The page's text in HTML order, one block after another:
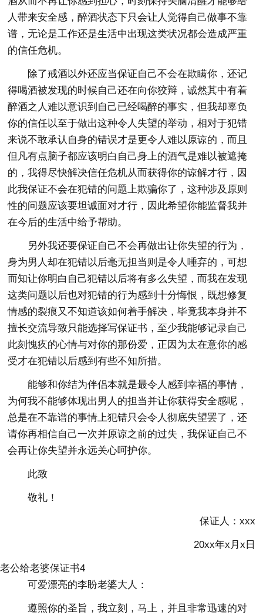
人带来安全感，醉酒状态下只会让人觉得自己做事不靠
谱，无论是工作还是生活中出现这类状况都会造成严重
的信任危机。
除了戒酒以外还应当保证自己不会在欺瞒你，还记
得喝酒被发现的时候自己还在向你狡辩，诚然其中有着
醉酒之人难以意识到自己已经喝醉的事实，但我却辜负
你的信任以至于做出这种令人失望的举动，相对于犯错
来说不敢承认自身的错误才是更令人难以原谅的，而且
但凡有点脑子都应该明白自己身上的酒气是难以被遮掩
的，我得尽快解决信任危机从而获得你的谅解才行，因
此我保证不会在犯错的问题上欺骗你了，这种涉及原则
性的问题应该要坦诚面对才行，因此希望你能监督我并
在今后的生活中给予帮助。
另外我还要保证自己不会再做出让你失望的行为，
身为男人却在犯错以后毫无担当则是令人唾弃的，可想
而知让你明白自己犯错以后将有多么失望，而我在发现
这类问题以后也对犯错的行为感到十分悔恨，既想修复
情感的裂痕又不知道该如何着手解决，毕竟我本身并不
擅长交流导致只能选择写保证书，至少我能够记录自己
此刻愧疚的心情与对你的那份爱，正因为太在意你的感
受才在犯错以后感到有些不知所措。
能够和你结为伴侣本就是最令人感到幸福的事情，
为何我不能够体现出男人的担当并让你获得安全感呢，
总是在不靠谱的事情上犯错只会令人彻底失望罢了，还
请你再相信自己一次并原谅之前的过失，我保证自己不
会再让你失望并永远关心呵护你。
此致
敬礼！
保证人：xxx
20xx年x月x日
老公给老婆保证书4
可爱漂亮的李盼老婆大人：
遵照你的圣旨，我立刻，马上，并且非常迅速的对